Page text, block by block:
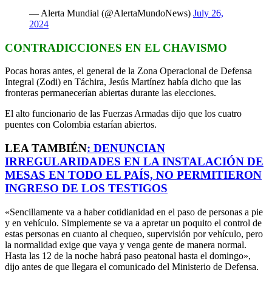
— Alerta Mundial (@AlertaMundoNews) July 26,
2024
CONTRADICCIONES EN EL CHAVISMO
Pocas horas antes, el general de la Zona Operacional de Defensa
Integral (Zodi) en Táchira, Jesús Martínez había dicho que las
fronteras permanecerían abiertas durante las elecciones.
El alto funcionario de las Fuerzas Armadas dijo que los cuatro
puentes con Colombia estarían abiertos.
LEA TAMBIÉN: DENUNCIAN
IRREGULARIDADES EN LA INSTALACIÓN DE
MESAS EN TODO EL PAÍS, NO PERMITIERON
INGRESO DE LOS TESTIGOS
«Sencillamente va a haber cotidianidad en el paso de personas a pie
y en vehículo. Simplemente se va a apretar un poquito el control de
estas personas en cuanto al chequeo, supervisión por vehículo, pero
la normalidad exige que vaya y venga gente de manera normal.
Hasta las 12 de la noche habrá paso peatonal hasta el domingo»,
dijo antes de que llegara el comunicado del Ministerio de Defensa.